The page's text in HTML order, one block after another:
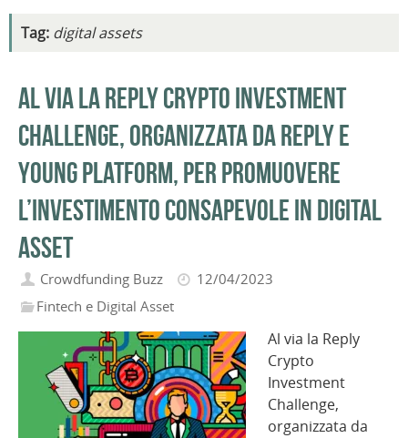
Tag: digital assets
Al via la Reply Crypto Investment
Challenge, organizzata da Reply e
Young Platform, per promuovere
l’investimento consapevole in digital
asset
Crowdfunding Buzz
12/04/2023
Fintech e Digital Asset
Al via la Reply
Crypto
Investment
Challenge,
organizzata da